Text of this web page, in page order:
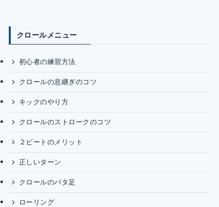
クロールメニュー
初心者の練習方法
クロールの息継ぎのコツ
キックのやり方
クロールのストロークのコツ
２ビートのメリット
正しいターン
クロールのバタ足
ローリング